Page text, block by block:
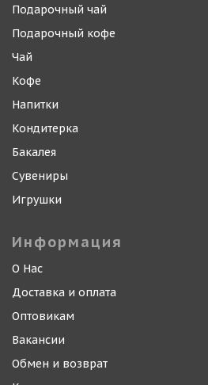
Подарочный чай
Подарочный кофе
Чай
Кофе
Напитки
Кондитерка
Бакалея
Сувениры
Игрушки
Информация
О Нас
Доставка и оплата
Оптовикам
Вакансии
Обмен и возврат